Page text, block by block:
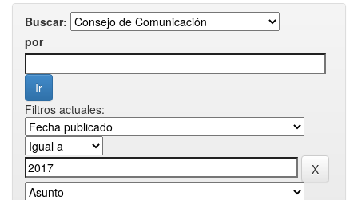
Buscar:
por
Filtros actuales: